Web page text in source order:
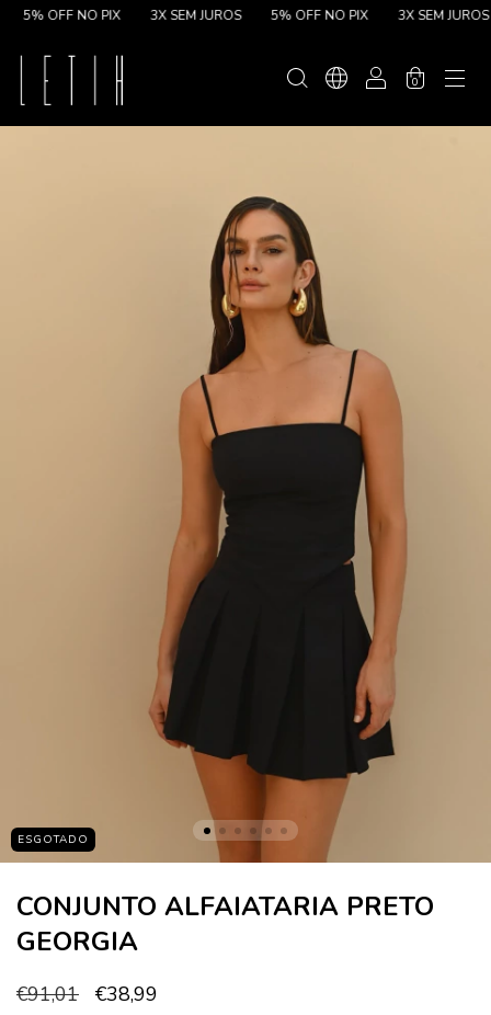
5% OFF NO PIX 3X SEM JUROS 5% OFF NO PIX 3X SEM JUROS
0
ESGOTADO
CONJUNTO ALFAIATARIA PRETO
GEORGIA
€91,01 €38,99